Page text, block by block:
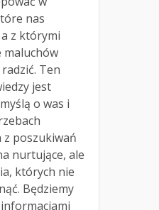
nas
a z którymi
Ten
jest
o was i
z poszukiwań
nurtujące, ale
których nie
Będziemy